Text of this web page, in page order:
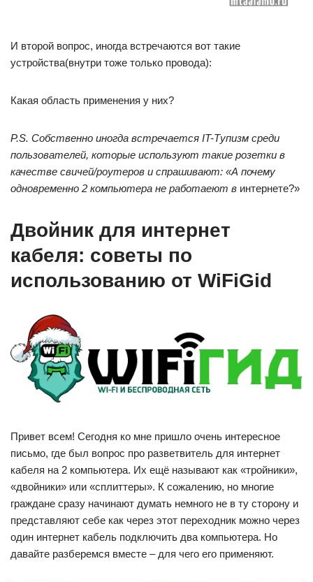
И второй вопрос, иногда встречаются вот такие
устройства(внутри тоже только провода):
Какая область применения у них?
P.S. Собственно иногда встречается IT-Тупизм среди
пользователей, которые используют такие розетки в
качестве свичей/роутеров и спрашивают: «А почему
одновременно 2 компьютера не работаеют в интернете?»
Двойник для интернет
кабеля: советы по
использованию от WiFiGid
Привет всем! Сегодня ко мне пришло очень интересное
письмо, где был вопрос про разветвитель для интернет
кабеля на 2 компьютера. Их ещё называют как «тройники»,
«двойники» или «сплиттеры». К сожалению, но многие
граждане сразу начинают думать немного не в ту сторону и
представляют себе как через этот переходник можно через
один интернет кабель подключить два компьютера. Но
давайте разберемся вместе – для чего его применяют.